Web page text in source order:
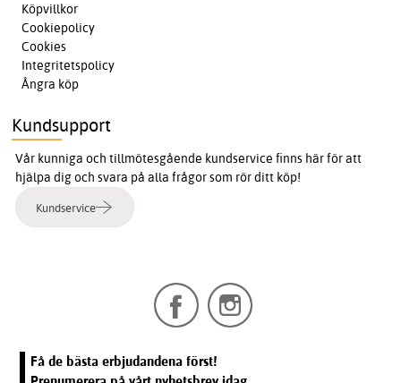
Köpvillkor
Cookiepolicy
Cookies
Integritetspolicy
Ångra köp
Kundsupport
Vår kunniga och tillmötesgående kundservice finns här för att
hjälpa dig och svara på alla frågor som rör ditt köp!
Kundservice
Få de bästa erbjudandena först!